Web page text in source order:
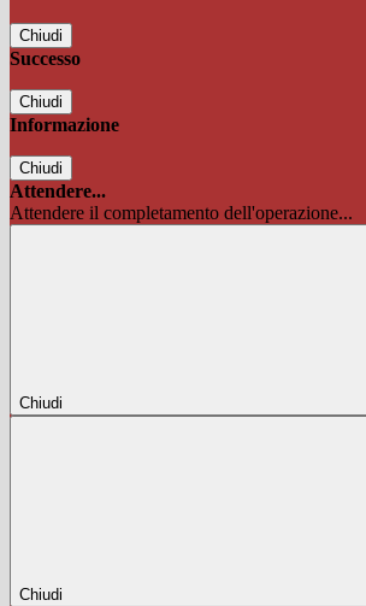
Chiudi
Successo
Chiudi
Informazione
Chiudi
Attendere...
Attendere il completamento dell'operazione...
Chiudi
Chiudi